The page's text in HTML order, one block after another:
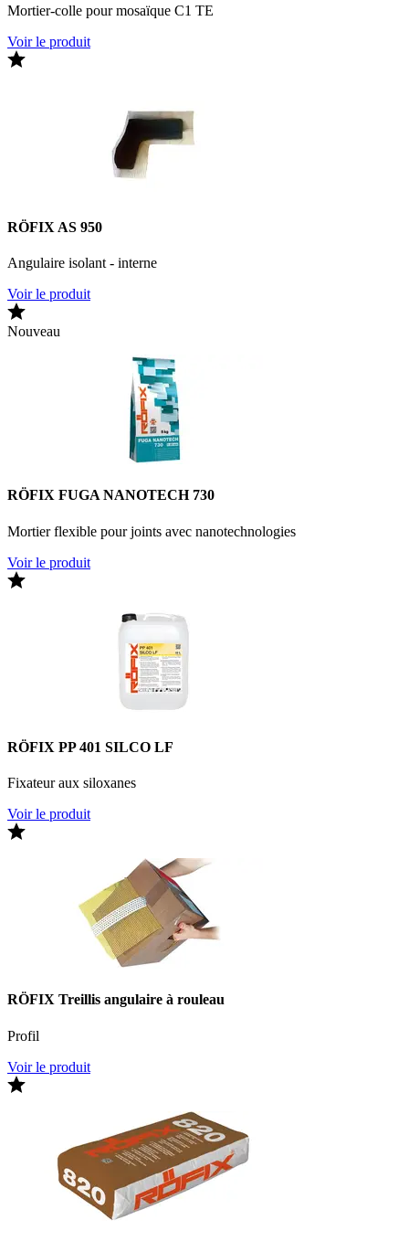
Mortier-colle pour mosaïque C1 TE
Voir le produit
RÖFIX AS 950
Angulaire isolant - interne
Voir le produit
Nouveau
RÖFIX FUGA NANOTECH 730
Mortier flexible pour joints avec nanotechnologies
Voir le produit
RÖFIX PP 401 SILCO LF
Fixateur aux siloxanes
Voir le produit
RÖFIX Treillis angulaire à rouleau
Profil
Voir le produit